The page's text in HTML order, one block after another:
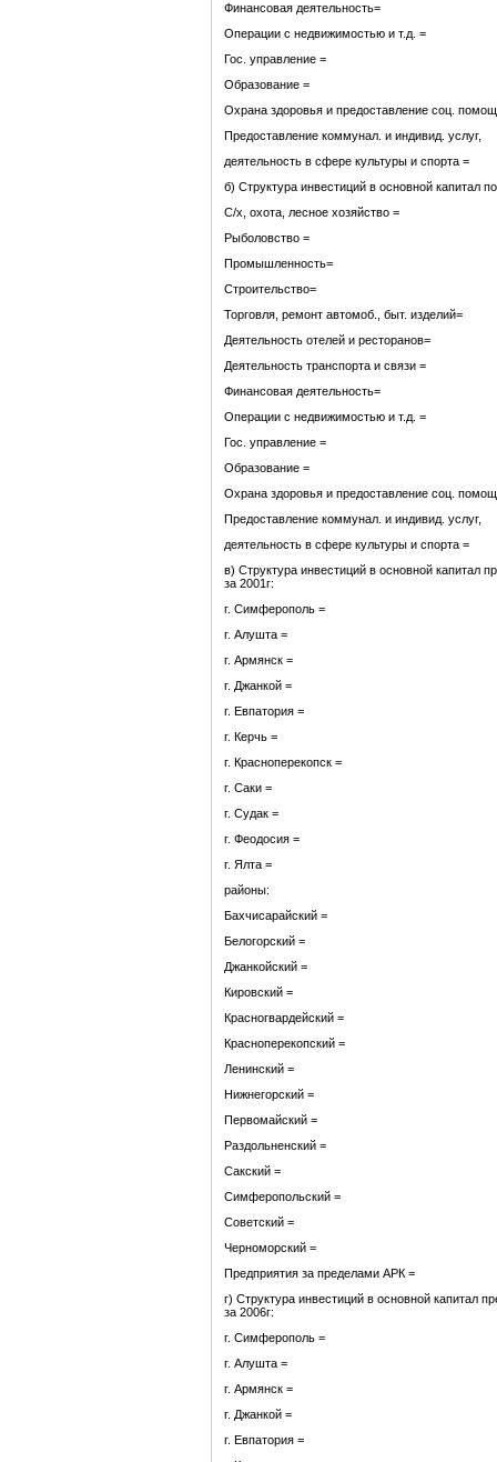
Финансовая деятельность=
Операции с недвижимостью и т.д. =
Гос. управление =
Образование =
Охрана здоровья и предоставление соц.
Предоставление коммунал. и индивид. услуг,
деятельность в сфере культуры и спорта =
б) Структура инвестиций в основной капитал
С/х, охота, лесное хозяйство =
Рыболовство =
Промышленность=
Строительство=
Торговля, ремонт автомоб., быт. изделий=
Деятельность отелей и ресторанов=
Деятельность транспорта и связи =
Финансовая деятельность=
Операции с недвижимостью и т.д. =
Гос. управление =
Образование =
Охрана здоровья и предоставление соц.
Предоставление коммунал. и индивид. услуг,
деятельность в сфере культуры и спорта =
в) Структура инвестиций в основной капитал
за 2001г:
г. Симферополь =
г. Алушта =
г. Армянск =
г. Джанкой =
г. Евпатория =
г. Керчь =
г. Красноперекопск =
г. Саки =
г. Судак =
г. Феодосия =
г. Ялта =
районы:
Бахчисарайский =
Белогорский =
Джанкойский =
Кировский =
Красногвардейский =
Красноперекопский =
Ленинский =
Нижнегорский =
Первомайский =
Раздольненский =
Сакский =
Симферопольский =
Советский =
Черноморский =
Предприятия за пределами АРК =
г) Структура инвестиций в основной капитал
за 2006г:
г. Симферополь =
г. Алушта =
г. Армянск =
г. Джанкой =
г. Евпатория =